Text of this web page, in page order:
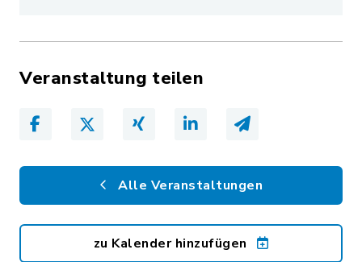
Veranstaltung teilen
Alle Veranstaltungen
zu Kalender hinzufügen